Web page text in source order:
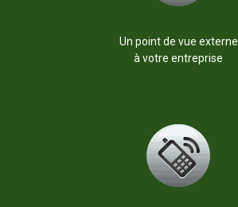
Un point de vue externe
à votre entreprise